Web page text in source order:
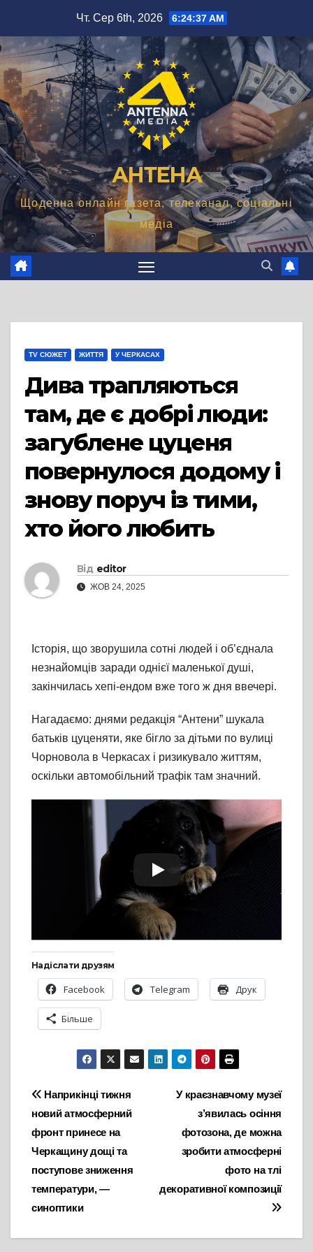
вмісту
Чт. Сер 6th, 2026 6:24:38 AM
АНТЕНА
Щоденна онлайн газета, телеканал, соціальні
медіа
TV СЮЖЕТ ЖИТТЯ У ЧЕРКАСАХ
Дива трапляються
там, де є добрі люди:
загублене цуценя
повернулося додому і
знову поруч із тими,
хто його любить
Від editor
ЖОВ 24, 2025
Історія, що зворушила сотні людей і об’єднала
незнайомців заради однієї маленької душі,
закінчилась хепі-ендом вже того ж дня ввечері.
Нагадаємо: днями редакція “Антени” шукала
батьків цуценяти, яке бігло за дітьми по вулиці
Чорновола в Черкасах і ризикувало життям,
оскільки автомобільний трафік там значний.
Надіслати друзям
Facebook Telegram Друк
Більше
Навігація
записів
У краєзнавчому музеї
з’явилась осіння
фотозона, де можна
зробити атмосферні
фото на тлі
декоративної композиції
Наприкінці тижня
новий атмосферний
фронт принесе на
Черкащину дощі та
поступове зниження
температури, —
синоптики